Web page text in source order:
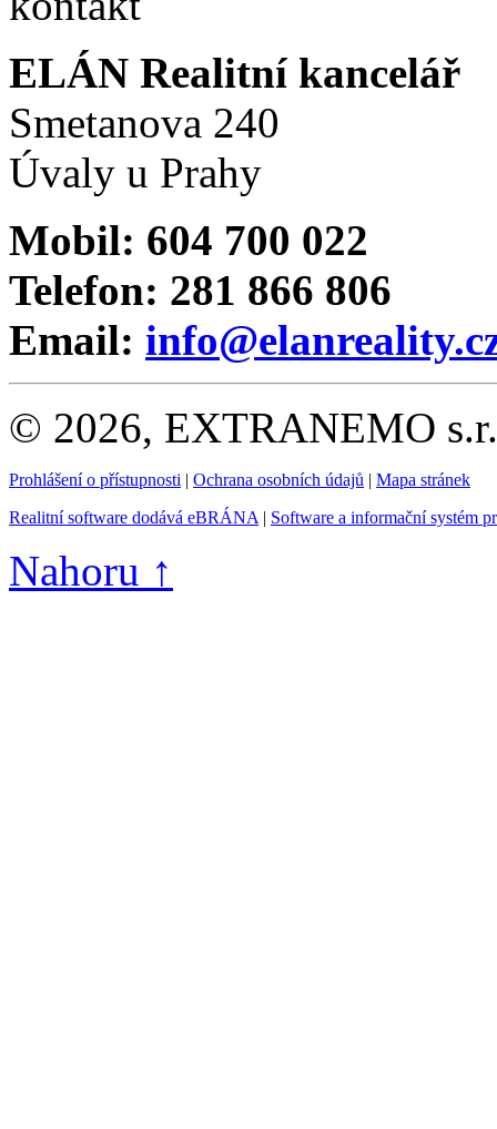
ELÁN Realitní kancelář
Smetanova 240
Úvaly u Prahy
Mobil: 604 700 022
Telefon: 281 866 806
Email:
© 2026, EXTRANEMO
Prohlášení o přístupnosti | Ochrana osobních údajů | Mapa stránek
Realitní software dodává eBRÁNA | Software a informační systém
Nahoru ↑